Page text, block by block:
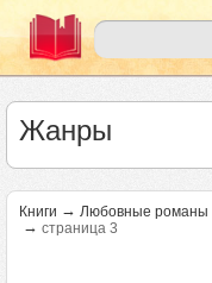
Жанры
Книги → Любовные романы
→ страница 3